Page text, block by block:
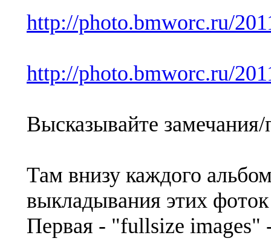
http://photo.bmworc.ru/
http://photo.bmworc.ru/
Высказывайте
Там внизу каждого
выкладывания этих
Первая - "fullsize images"